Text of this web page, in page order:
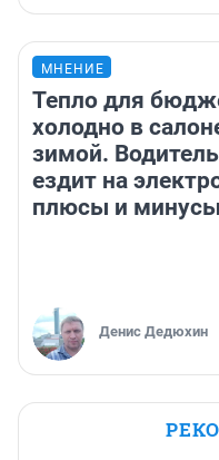
МНЕНИЕ
Тепло для
холодно в
зимой.
ездит на
плюсы и минусы
Денис Дедюхин